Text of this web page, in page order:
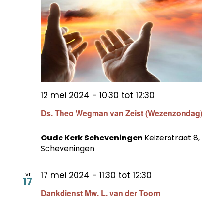
Ds. Theo Wegman van Zeist (Wezenzondag)
12 mei 2024 - 10:30 tot 12:30
Oude Kerk Scheveningen Keizerstraat 8,
Scheveningen
vr
17
Dankdienst Mw. L. van der Toorn
17 mei 2024 - 11:30 tot 12:30